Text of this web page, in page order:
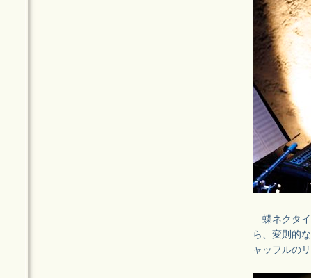
蝶ネクタイ
ら、変則的
ャッフルの